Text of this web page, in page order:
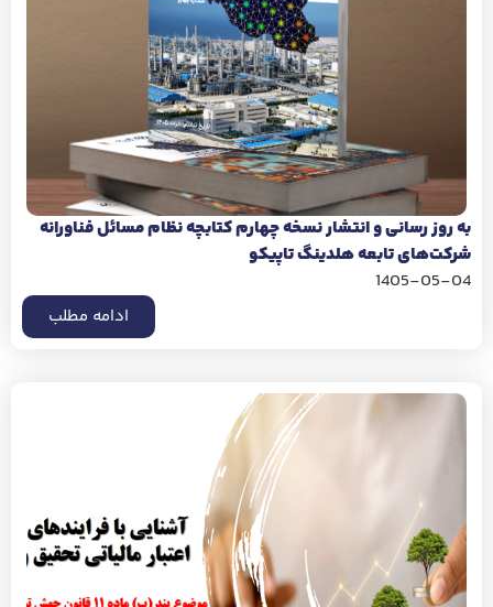
به روز رسانی و انتشار نسخه چهارم کتابچه نظام مسائل فناورانه
شرکت‌های تابعه هلدینگ تاپیکو
1405-05-04
ادامه مطلب